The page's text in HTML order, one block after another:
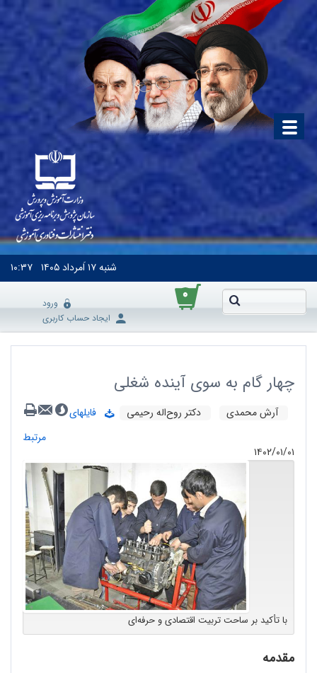
شنبه۱۷ اَمرداد ۱۴۰۵ ۱۰:۳۷
۰
ورود
ایجاد حساب کاربری
چهار گام به سوی آینده شغلی
آرش محمدی دکتر روح‌اله رحیمی
فایلهای
مرتبط
۱۴۰۲/۰۱/۰۱
با تأکید بر ساحت تربیت اقتصادی و حرفه‌ای
مقدمه